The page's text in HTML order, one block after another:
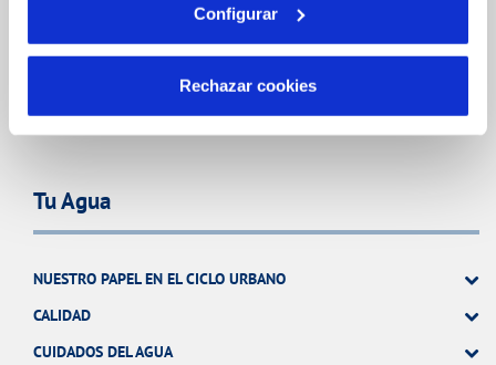
Configurar
Rechazar cookies
Tu Agua
NUESTRO PAPEL EN EL CICLO URBANO
CALIDAD
CUIDADOS DEL AGUA